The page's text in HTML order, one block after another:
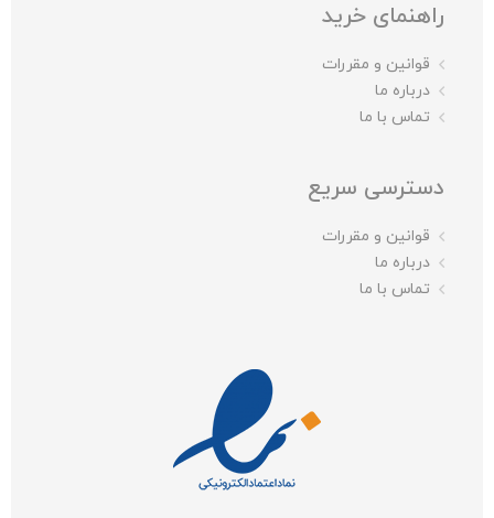
راهنمای خرید
قوانین و مقررات
درباره ما
تماس با ما
دسترسی سریع
قوانین و مقررات
درباره ما
تماس با ما